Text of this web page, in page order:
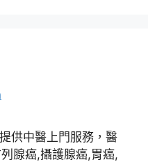
供中醫上門服務，醫
腺癌,攝護腺癌,胃癌,